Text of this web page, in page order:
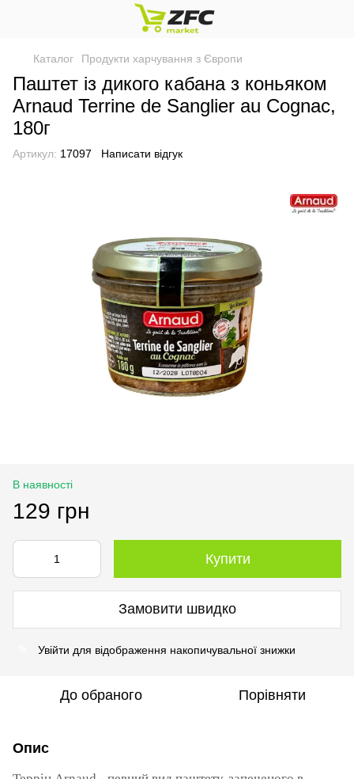
Каталог Продукти харчування з Європи
Паштет із дикого кабана з коньяком
Arnaud Terrine de Sanglier au Cognac,
180г
Артикул: 17097 Написати відгук
В наявності
129 грн
Купити
Замовити швидко
Увійти для відображення накопичувальної знижки
До обраного Порівняти
Опис